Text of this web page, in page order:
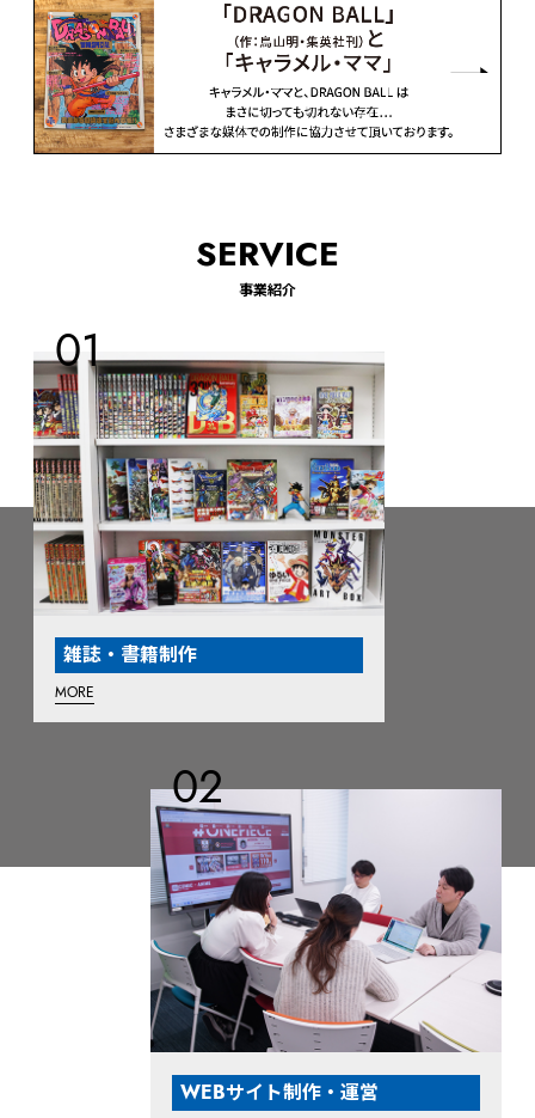
SERVICE
事業紹介
雑誌・書籍制作
MORE
WEBサイト制作・運営